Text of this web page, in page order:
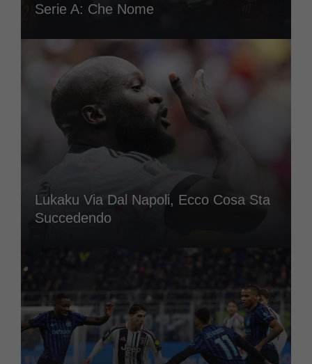
Serie A: Che Nome
Lukaku Via Dal Napoli, Ecco Cosa Sta
Succedendo